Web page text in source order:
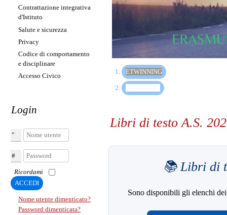
Contrattazione integrativa
d'Istituto
Salute e sicurezza
Privacy
Codice di comportamento
e disciplinare
Accesso Civico
Login
Nome utente
Password
Ricordami
ACCEDI
Nome utente dimenticato?
Password dimenticata?
ETWINNING(PULSANTE
(PULSANTE
Libri di testo A.S.
📚 Libri di
Sono disponibili gli elenchi